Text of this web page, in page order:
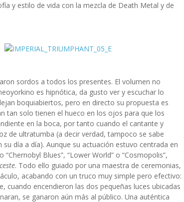
y estilo de vida con la mezcla de Death Metal y de
sordos a todos los presentes. El volumen no
es hipnótica, da gusto ver y escuchar lo
boquiabiertos, pero en directo su propuesta es
tan solo tienen el hueco en los ojos para que los
en la boca, por tanto cuando el cantante y
de ultratumba (a decir verdad, tampoco se sabe
día a día). Aunque su actuación estuvo centrada en
Blues”, “Lower World” o “Cosmopolis”,
. Todo ello guiado por una maestra de ceremonias,
acabando con un truco muy simple pero efectivo:
cuando encendieron las dos pequeñas luces ubicadas
se ganaron aún más al público. Una auténtica